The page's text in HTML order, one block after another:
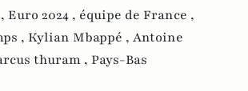
Euro 2024 , équipe de France ,
, Kylian Mbappé , Antoine
thuram , Pays-Bas